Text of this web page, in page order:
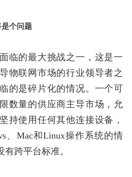
个问题
临的最大挑战之一，这是一
物联网市场的行业领导者之
的是碎片化的情况。一个可
数量的供应商主导市场，允
持使用任何其他连接设备，
、Mac和Linux操作系统的情
跨平台标准。